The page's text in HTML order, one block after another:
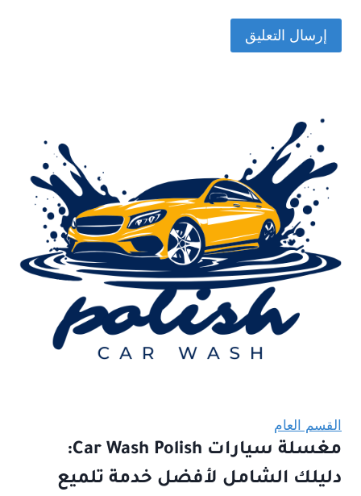
القسم العام
مغسلة سيارات Car Wash Polish:
دليلك الشامل لأفضل خدمة تلميع